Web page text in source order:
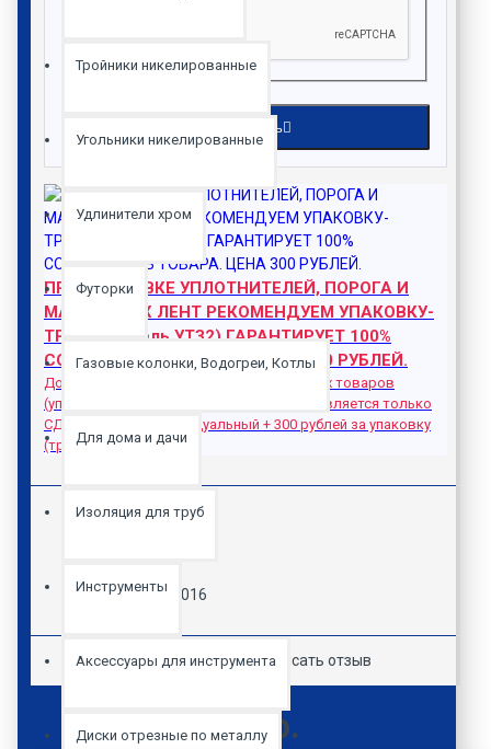
Тройники никелированные
Угольники никелированные
Удлинители хром
Футорки
Газовые колонки, Водогреи, Котлы
Для дома и дачи
Изоляция для труб
Инструменты
Аксессуары для инструмента
Диски отрезные по металлу
Продолжить
ПРИ ДОСТАВКЕ УПЛОТНИТЕЛЕЙ, ПОРОГА И
МАГНИТНЫХ ЛЕНТ РЕКОМЕНДУЕМ УПАКОВКУ-
ТРУБУ (модель УТЗ2) ГАРАНТИРУЕТ 100%
СОХРАННОСТЬ ТОВАРА. ЦЕНА 300 РУБЛЕЙ.
Доставка в другие города не стандартных товаров
(уплотнители, магнитные ленты) осуществляется только
СДЭК. Рассчет индивидуальный + 300 рублей за упаковку
(труба).
Модель:L3016
Всего отзывов: 0 -Написать отзыв
4950р.